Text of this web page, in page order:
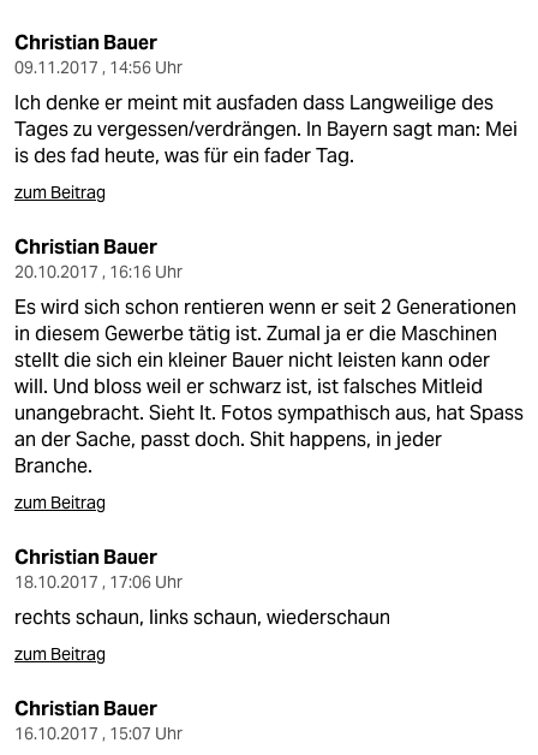
Christian Bauer
09.11.2017 , 14:56 Uhr
Ich denke er meint mit ausfaden dass Langweilige des
Tages zu vergessen/verdrängen. In Bayern sagt man: Mei
is des fad heute, was für ein fader Tag.
zum Beitrag
Christian Bauer
20.10.2017 , 16:16 Uhr
Es wird sich schon rentieren wenn er seit 2 Generationen
in diesem Gewerbe tätig ist. Zumal ja er die Maschinen
stellt die sich ein kleiner Bauer nicht leisten kann oder
will. Und bloss weil er schwarz ist, ist falsches Mitleid
unangebracht. Sieht lt. Fotos sympathisch aus, hat Spass
an der Sache, passt doch. Shit happens, in jeder
Branche.
zum Beitrag
Christian Bauer
18.10.2017 , 17:06 Uhr
rechts schaun, links schaun, wiederschaun
zum Beitrag
Christian Bauer
16.10.2017 , 15:07 Uhr